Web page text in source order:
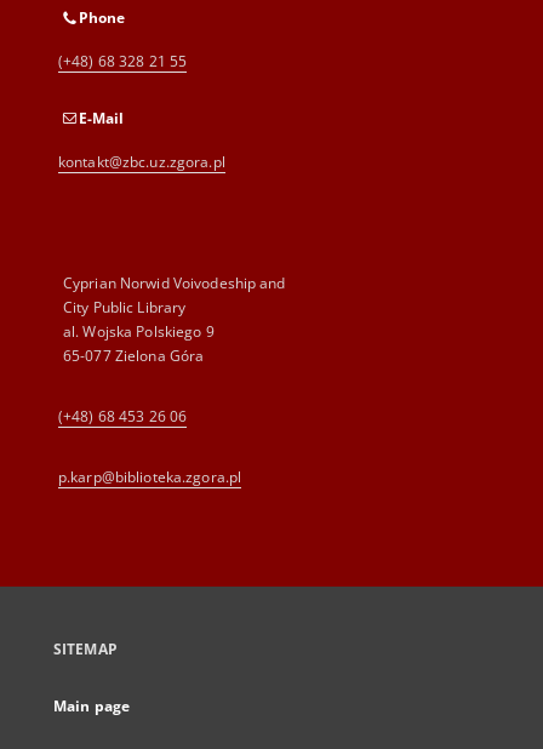
Phone
(+48) 68 328 21 55
E-Mail
kontakt@zbc.uz.zgora.pl
Cyprian Norwid Voivodeship and
City Public Library
al. Wojska Polskiego 9
65-077 Zielona Góra
(+48) 68 453 26 06
p.karp@biblioteka.zgora.pl
SITEMAP
Main page